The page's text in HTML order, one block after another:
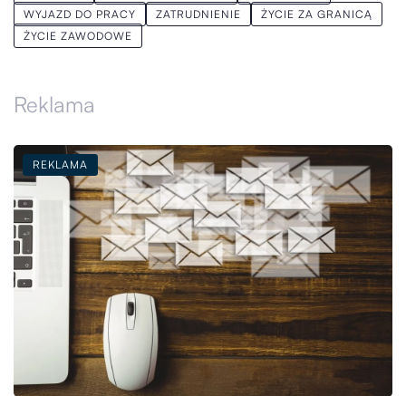
WYJAZD DO PRACY
ZATRUDNIENIE
ŻYCIE ZA GRANICĄ
ŻYCIE ZAWODOWE
Reklama
REKLAMA